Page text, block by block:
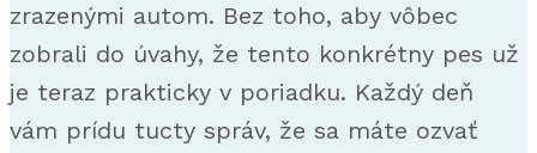
zrazenými autom. Bez toho, aby vôbec
zobrali do úvahy, že tento konkrétny pes už
je teraz prakticky v poriadku. Každý deň
vám prídu tucty správ, že sa máte ozvať